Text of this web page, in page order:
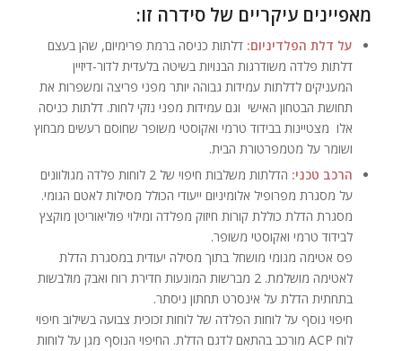
מאפיינים עיקריים של סידרה זו:
על דלת הפלדיניום: דלתות כניסה ברמת פרימיום, שהן בעצם
דלתות פלדה משודרגות הבנויות בשיטה בלעדית לדור-דיזיין
המעניקים לדלתות עמידות גבוהה יותר מפני פריצה ומשפרות את
תחושת הבטחון האישי וגם עמידות מפני נזקי לחות. דלתות כניסה
אלו מצטיינות בבידוד טרמי ואקוסטי משופר שחוסם רעשים מבחוץ
ושומר על מטמפרטורת הבית.
הרכב טכני:
הדלתות משלבות חיפוי של 2 לוחות פלדה מגולוונים
על מסגרת מפרופיל אלומיניום ייעודי הכולל מסילות לאטם הגומי.
מסגרת הדלת כוללת קורות חיזוק מפלדה ומילוי פוליאוריטן מוקצץ
לבידוד טרמי ואקוסטי משופר.
פס אטימה מגומי מושחל בתוך מסילה יעודית במסגרת הדלת
לאטימה מושלמת. 2 מברשות המונעות חדירת רוח ואבק מולבשות
בתחתית הדלת על אינסרט תחתון ניסתר.
חיפוי נוסף על לוחות הפלדה של לוחות זכוכית צבועה בשילוב חיפוי
לוח ACP מורכב בהתאם לדגם הדלת. החיפוי הנוסף מגן על לוחות